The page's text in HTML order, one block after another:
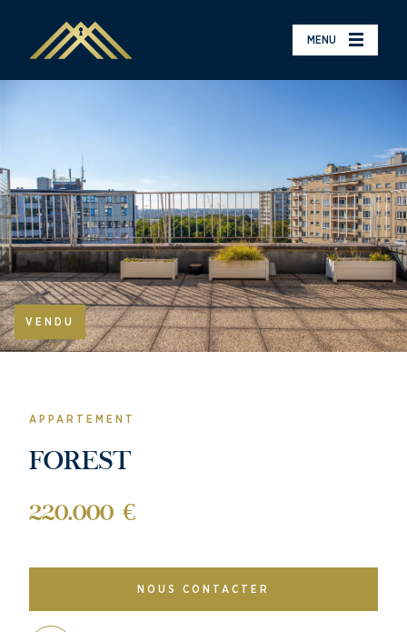
MENU
VENDU
APPARTEMENT
FOREST
220.000 €
NOUS CONTACTER